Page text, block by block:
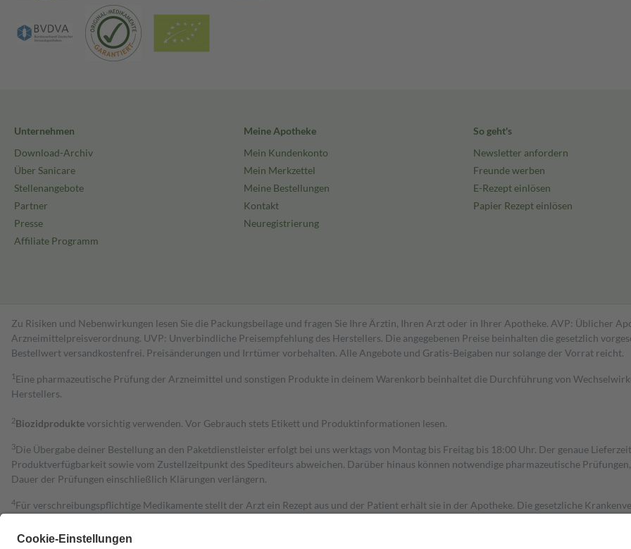
Unternehmen
Download-Archiv
Über Sanicare
Stellenangebote
Partner
Presse
Affiliate Programm
Meine Apotheke
Mein Kundenkonto
Mein Merkzettel
Meine Bestellungen
Kontakt
Neuregistrierung
So geht's
Newsletter anfordern
Freunde werben
E-Rezept einlösen
Papier Rezept einlösen
Zu Risiken und Nebenwirkungen lesen Sie die Packungsbeilage und fragen Sie Ihre Ärztin, Ihren Arzt oder in Ihrer Apotheke. AVP: Üblicher
Arzneimittelpreisverordnung. UVP: Unverbindliche Preisempfehlung des Herstellers. Die angegebenen Preise beinhalten die gesetzlich
Bestell­wert versand­kosten­frei. Preisänderungen und Irrtümer vorbehalten. Alle Angebote und Gratis-Beigaben nur solange der Vorrat reicht.
1 Eine pharmazeutische Prüfung der Arzneimittel und sonstigen Produkte in deinem Warenkorb beinhaltet die Durchführung von
Herstellers.
2Biozidproduktevorsichtig verwenden. Vor Gebrauch stets Etikett und Produktinformationen lesen.
3Die Übergabe deiner Bestellung an den Paketdienstleister erfolgt bei uns werktags von Montag bis Freitag bis 18:00 Uhr. Der genaue
Produktverfügbarkeit sowie vom Zustellzeitpunkt des Spediteurs abweichen. Darüber hinaus können notwendige pharmazeutische
Dauer der Prüfungen einschließlich Klärungen verlängern.
4Für verschreibungspflichtige Medikamente stellt der Arzt ein Rezept aus und der Patient erhält sie in der Apotheke. Die gesetzliche
Grundsätzlich leisten Mitglieder Zuzahlungen in Höhe von zehn Prozent des Abgabepreises,